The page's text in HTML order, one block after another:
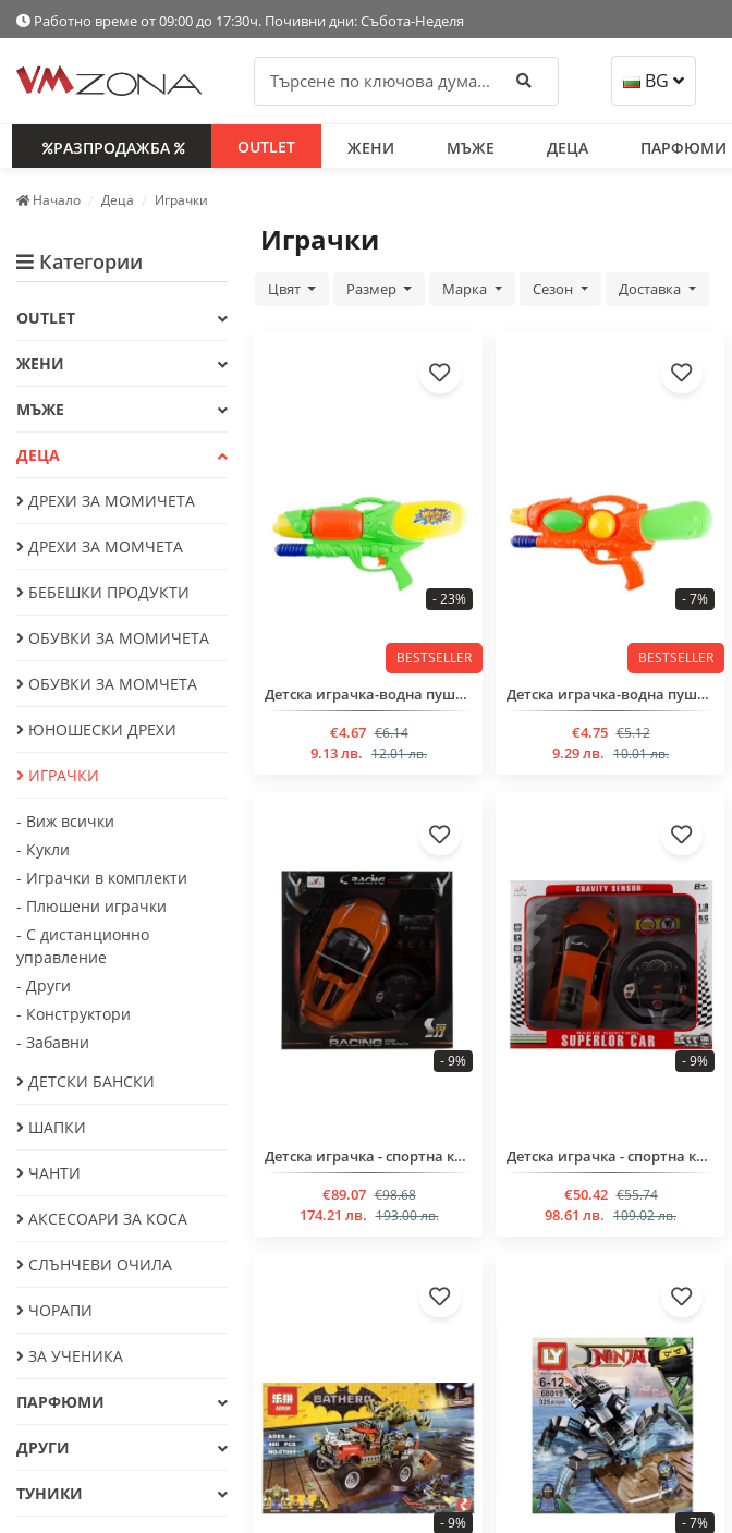
Работно време от 09:00 до 17:30ч. Почивни дни: Събота-Неделя
Търси BG
РАЗПРОДАЖБА OUTLET ЖЕНИ МЪЖЕ ДЕЦА ПАРФЮМИ
Начало Деца Играчки
Категории
OUTLET
ЖЕНИ
МЪЖЕ
ДЕЦА
ДРЕХИ ЗА МОМИЧЕТА
ДРЕХИ ЗА МОМЧЕТА
БЕБЕШКИ ПРОДУКТИ
ОБУВКИ ЗА МОМИЧЕТА
ОБУВКИ ЗА МОМЧЕТА
ЮНОШЕСКИ ДРЕХИ
ИГРАЧКИ
- Виж всички
- Кукли
- Играчки в комплекти
- Плюшени играчки
- С дистанционно
управление
- Други
- Конструктори
- Забавни
ДЕТСКИ БАНСКИ
ШАПКИ
ЧАНТИ
АКСЕСОАРИ ЗА КОСА
СЛЪНЧЕВИ ОЧИЛА
ЧОРАПИ
ЗА УЧЕНИКА
ПАРФЮМИ
ДРУГИ
ТУНИКИ
Играчки
Цвят Размер Марка Сезон Доставка
BESTSELLER
Детска играчка-водна пушка за деца над 3 годинки
€4.67 €6.14
- 23%
9.13 лв. 12.01 лв.
BESTSELLER
Детска играчка-водна пушка за деца над 3 годинки
€4.75 €5.12
- 7%
9.29 лв. 10.01 лв.
Детска играчка - спортна кола за момчета над 6 години
€89.07 €98.68
- 9%
174.21 лв. 193.00 лв.
Детска играчка - спортна кола за момчета над 6 години
€50.42 €55.74
- 9%
98.61 лв. 109.02 лв.
- 9% - 7%